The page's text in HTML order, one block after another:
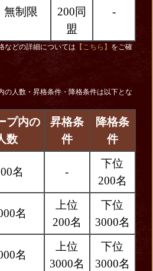
無制限
200同
盟
-
などの詳細については 【こちら】 をご確
の人数・昇格条件・降格条件は以下とな
プ内の
数
昇格条
件
降格条
件
名 -
下位
200名
名
上位
200名
下位
3000名
名
上位
3000名
下位
3000名